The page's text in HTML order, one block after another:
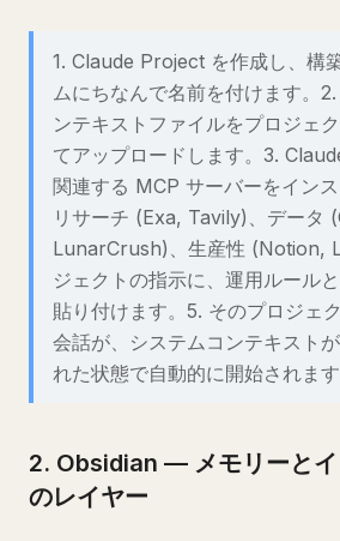
1. Claude Project を作成し、構
ムにちなんで名前を付けます。
ンテキストファイルをプロジェ
てアップロードします。3.
関連する MCP サーバーをインス
リサーチ (Exa, Tavily)、データ
LunarCrush)、生産性 (Notion,
ジェクトの指示に、運用ルール
貼り付けます。5. そのプロジェ
会話が、システムコンテキスト
れた状態で自動的に開始されます
2. Obsidian — メモリーとイ
のレイヤー